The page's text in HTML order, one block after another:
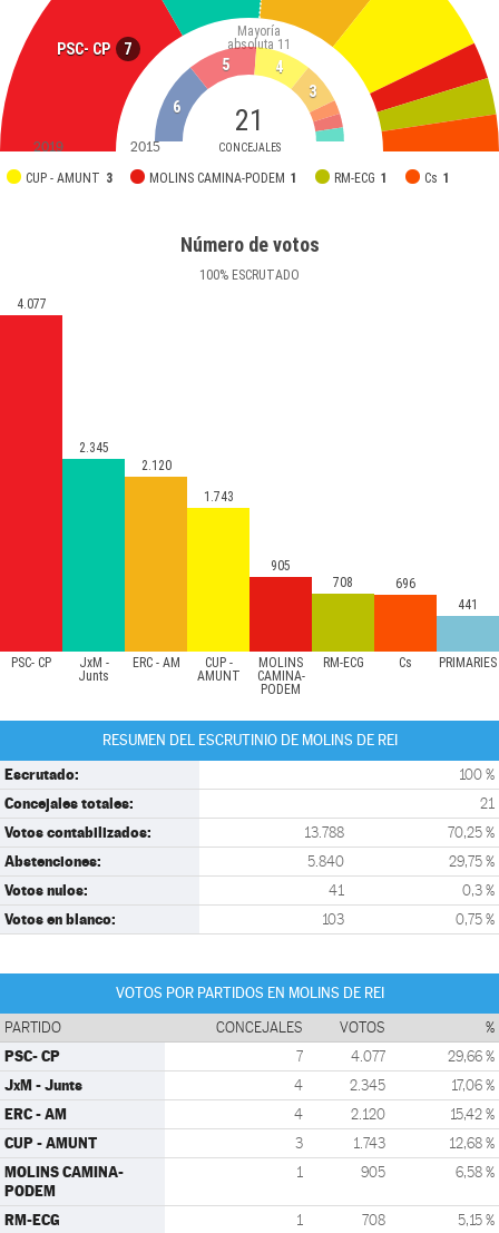
PSC- CP 7
21
CONCEJALES
Mayoría
absoluta 11
CUP - AMUNT 3 MOLINS CAMINA-PODEM 1 RM-ECG 1 Cs 1
6
5
4
3
2019 2015
Número de votos
100% ESCRUTADO
PSC- CP
JxM -
Junts
ERC - AM
CUP -
AMUNT
MOLINS
CAMINA-
PODEM
RM-ECG Cs PRIMÀRIES
4.077
2.345
2.120
1.743
905
708
696
441
RESUMEN DEL ESCRUTINIO DE MOLINS DE REI
Escrutado: 100 %
Concejales totales: 21
Votos contabilizados: 13.788 70,25 %
Abstenciones: 5.840 29,75 %
Votos nulos: 41 0,3 %
Votos en blanco: 103 0,75 %
VOTOS POR PARTIDOS EN MOLINS DE REI
PARTIDO CONCEJALES VOTOS %
PSC- CP 7 4.077 29,66 %
JxM - Junts 4 2.345 17,06 %
ERC - AM 4 2.120 15,42 %
CUP - AMUNT 3 1.743 12,68 %
MOLINS CAMINA-
PODEM
1 905 6,58 %
RM-ECG 1 708 5,15 %